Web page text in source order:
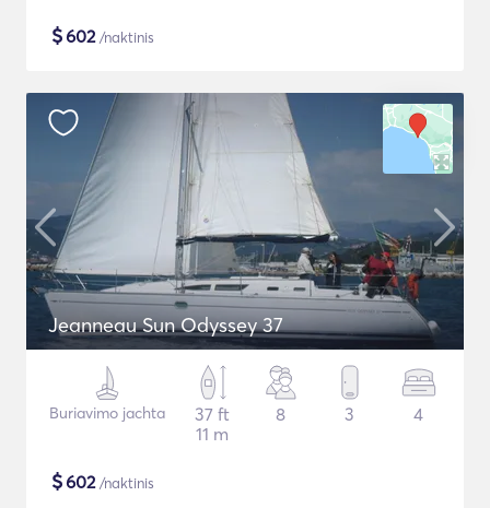
$602/naktinis
Jeanneau Sun Odyssey 37
Buriavimo jachta
37 ft
11 m
8 3 4
$602/naktinis